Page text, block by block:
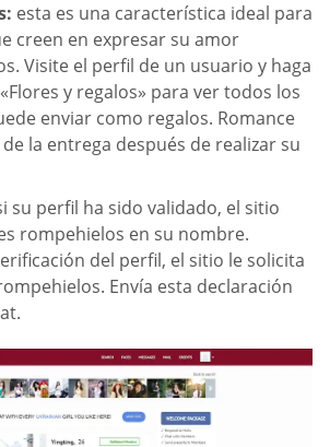
esta es una característica ideal para
creen en expresar su amor
Visite el perfil de un usuario y haga
y regalos» para ver todos los
enviar como regalos. Romance
la entrega después de realizar su
su perfil ha sido validado, el sitio
rompehielos en su nombre.
del perfil, el sitio le solicita
Envía esta declaración